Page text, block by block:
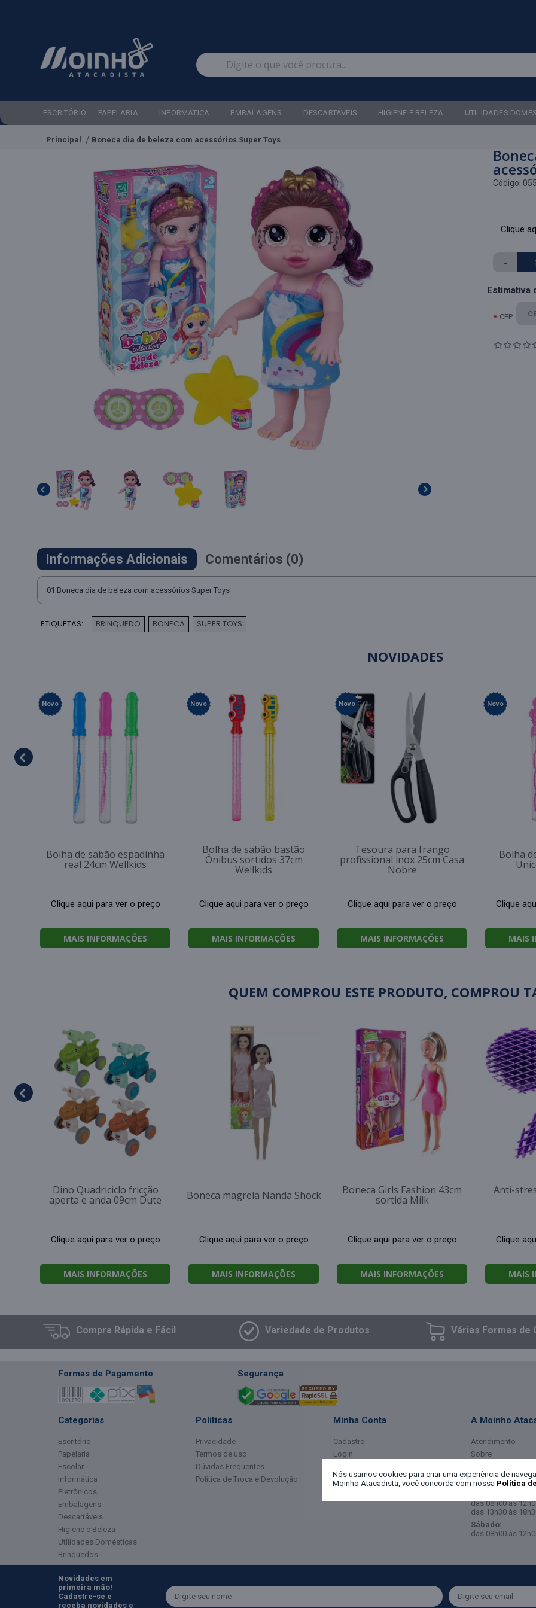
ESCRITÓRIO PAPELARIA INFORMÁTICA EMBALAGENS DESCARTÁVEIS HIGIENE E BELEZA UTILIDADES
Principal Boneca dia de beleza com acessórios Super Toys
Código:
Clique
-
Estimativa
CEP
Informações Adicionais Comentários (0)
01 Boneca dia de beleza com acessórios Super Toys
ETIQUETAS: BRINQUEDO BONECA SUPER TOYS
NOVIDADES
Novo
Bolha de sabão espadinha
real 24cm Wellkids
Clique aqui para ver o preço
MAIS INFORMAÇÕES
Novo
Bolha de sabão bastão
Ônibus sortidos 37cm
Wellkids
Clique aqui para ver o preço
MAIS INFORMAÇÕES
Novo
Tesoura para frango
profissional inox 25cm Casa
Nobre
Clique aqui para ver o preço
MAIS INFORMAÇÕES
Novo
Bolha
Clique
MAIS
QUEM COMPROU ESTE PRODUTO, COMPROU
Dino Quadriciclo fricção
aperta e anda 09cm Dute
Clique aqui para ver o preço
MAIS INFORMAÇÕES
Boneca magrela Nanda Shock
Clique aqui para ver o preço
MAIS INFORMAÇÕES
Boneca Girls Fashion 43cm
sortida Milk
Clique aqui para ver o preço
MAIS INFORMAÇÕES
Anti-
Clique
MAIS
Compra Rápida e Fácil Variedade de Produtos Várias Formas de
Nós usamos cookies para criar uma experiência de
Moinho Atacadista, você concorda com nossa Política
Formas de Pagamento Segurança
Categorias
Escritório
Papelaria
Escolar
Informática
Eletrônicos
Embalagens
Descartáveis
Higiene e Beleza
Utilidades Domésticas
Brinquedos
Políticas
Privacidade
Termos de uso
Dúvidas Frequentes
Política de Troca e Devolução
Minha Conta
Cadastro
Login
Meus Pedidos
A Moinho
Atendimento
Sobre
Horário de
das 08h00 às
das 13h30 às
Sábado:
das 08h00 às
Novidades em
primeira mão!
Cadastre-se e
receba novidades e